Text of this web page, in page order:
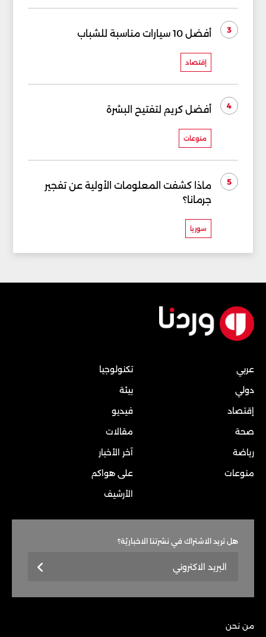
3 أفضل 10 سيارات مناسبة للشباب
إقتصاد
4 أفضل كريم لتفتيح البشرة
منوعات
5
ماذا كشفت المعلومات الأولية عن تفجير
جرمانا؟
سوريا
عربي
دولي
إقتصاد
صحة
رياضة
منوعات
تكنولوجيا
بيئة
فيديو
مقالات
آخر الأخبار
على هواكم
الأرشيف
هل تريد الاشتراك في نشرتنا الاخباريّة؟
من نحن